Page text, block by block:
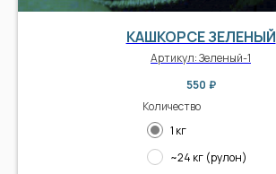
КАШКОРСЕ ЗЕЛЕНЫЙ
Артикул:Зеленый-1
550 ₽
Количество
1 кг
~24 кг (рулон)